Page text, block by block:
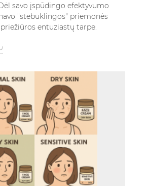
savo įspūdingo efektyvumo
"stebuklingos" priemonės
entuziastų tarpe.